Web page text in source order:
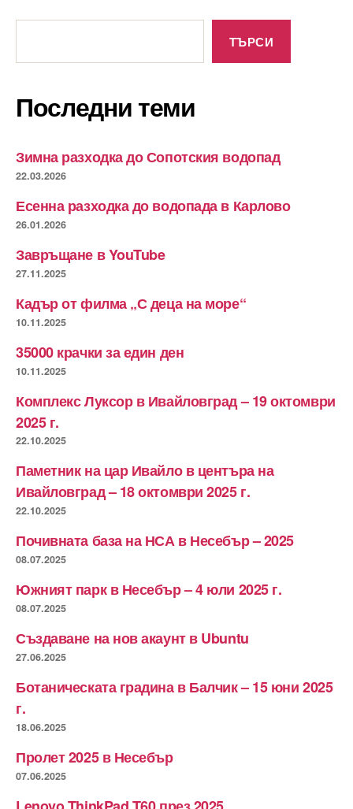
ТЪРСИ
Последни теми
Зимна разходка до Сопотския водопад
22.03.2026
Есенна разходка до водопада в Карлово
26.01.2026
Завръщане в YouTube
27.11.2025
Кадър от филма „С деца на море“
10.11.2025
35000 крачки за един ден
10.11.2025
Комплекс Луксор в Ивайловград – 19 октомври
2025 г.
22.10.2025
Паметник на цар Ивайло в центъра на
Ивайловград – 18 октомври 2025 г.
22.10.2025
Почивната база на НСА в Несебър – 2025
08.07.2025
Южният парк в Несебър – 4 юли 2025 г.
08.07.2025
Създаване на нов акаунт в Ubuntu
27.06.2025
Ботаническата градина в Балчик – 15 юни 2025
г.
18.06.2025
Пролет 2025 в Несебър
07.06.2025